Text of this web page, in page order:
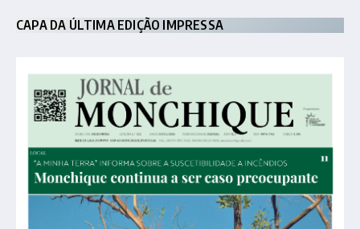
CAPA DA ÚLTIMA EDIÇÃO IMPRESSA